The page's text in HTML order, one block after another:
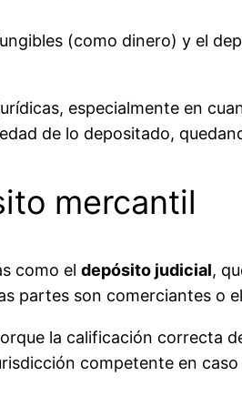
(como dinero) y el
especialmente en
de lo depositado,
mercantil
como el depósito judicial,
partes son comerciantes o
la calificación correcta
competente en